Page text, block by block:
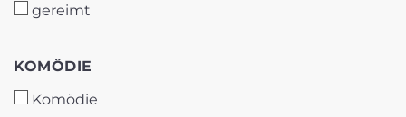
gereimt
KOMÖDIE
KOMÖDIE
Komödie